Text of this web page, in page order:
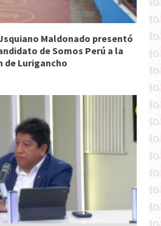
Maldonado presentó
de Somos Perú a la
de Lurigancho